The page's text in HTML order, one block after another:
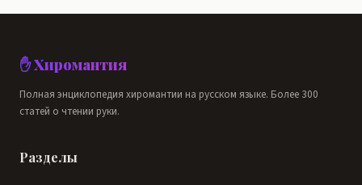
✋ Хиромантия
Полная энциклопедия хиромантии на русском языке. Более 300
статей о чтении руки.
Разделы